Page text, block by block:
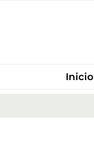
Inicio